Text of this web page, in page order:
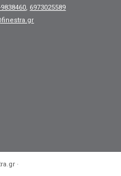
, 6973025589
·